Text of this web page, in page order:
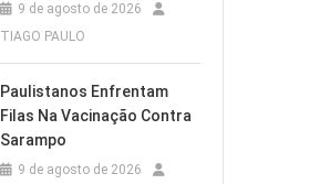
9 de agosto de 2026
TIAGO PAULO
Paulistanos Enfrentam
Filas Na Vacinação Contra
Sarampo
9 de agosto de 2026